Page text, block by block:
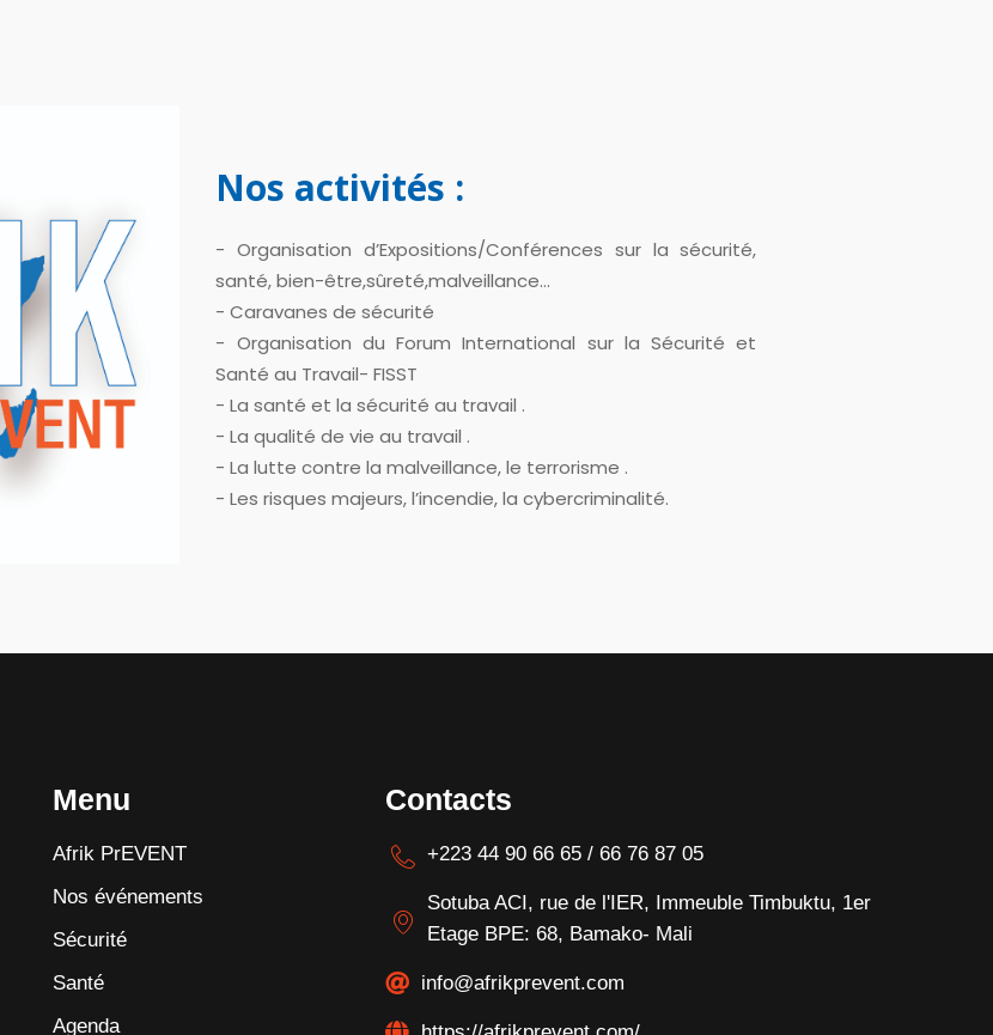
Nos activités :
- Organisation d’Expositions/Conférences sur la sécurité,
santé, bien-être,sûreté,malveillance…
- Caravanes de sécurité
- Organisation du Forum International sur la Sécurité et
Santé au Travail- FISST
- La santé et la sécurité au travail .
- La qualité de vie au travail .
- La lutte contre la malveillance, le terrorisme .
- Les risques majeurs, l’incendie, la cybercriminalité.
Menu
Afrik PrEVENT
Nos événements
Sécurité
Santé
Agenda
Contacts
+223 44 90 66 65 / 66 76 87 05
Sotuba ACI, rue de l'IER, Immeuble Timbuktu, 1er
Etage BPE: 68, Bamako- Mali
info@afrikprevent.com